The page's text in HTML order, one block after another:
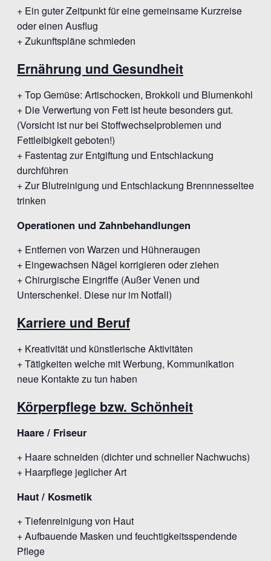
+ Ein guter Zeitpunkt für eine gemeinsame Kurzreise
oder einen Ausflug
+ Zukunftspläne schmieden
Ernährung und Gesundheit
+ Top Gemüse: Artischocken, Brokkoli und Blumenkohl
+ Die Verwertung von Fett ist heute besonders gut.
(Vorsicht ist nur bei Stoffwechselproblemen und
Fettleibigkeit geboten!)
+ Fastentag zur Entgiftung und Entschlackung
durchführen
+ Zur Blutreinigung und Entschlackung Brennnesseltee
trinken
Operationen und Zahnbehandlungen
+ Entfernen von Warzen und Hühneraugen
+ Eingewachsen Nägel korrigieren oder ziehen
+ Chirurgische Eingriffe (Außer Venen und
Unterschenkel. Diese nur im Notfall)
Karriere und Beruf
+ Kreativität und künstlerische Aktivitäten
+ Tätigkeiten welche mit Werbung, Kommunikation
neue Kontakte zu tun haben
Körperpflege bzw. Schönheit
Haare / Friseur
+ Haare schneiden (dichter und schneller Nachwuchs)
+ Haarpflege jeglicher Art
Haut / Kosmetik
+ Tiefenreinigung von Haut
+ Aufbauende Masken und feuchtigkeitsspendende
Pflege